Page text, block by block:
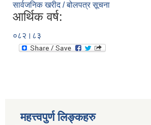
सार्वजनिक खरीद / बोलपत्र सूचना
आर्थिक वर्ष:
०८२।८३
महत्त्वपुर्ण लिङ्कहरु